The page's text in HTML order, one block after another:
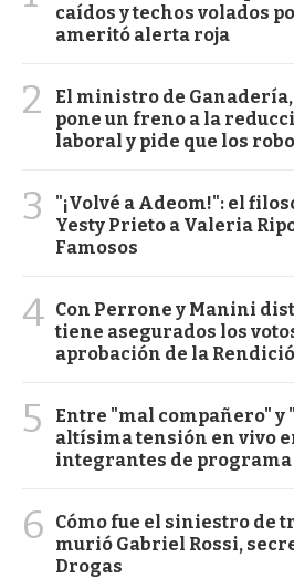
caídos y techos volados
ameritó alerta roja
2
El ministro de
pone un freno a la
laboral y pide que los
3
"¡Volvé a Adeom!": el
Yesty Prieto a Valeria
Famosos
4 Con Perrone y Manini
tiene asegurados los
aprobación de la
5
Entre "mal compañero" y
altísima tensión en vivo
integrantes de
6
Cómo fue el siniestro de
murió Gabriel Rossi,
Drogas